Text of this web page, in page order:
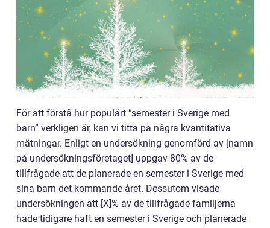
För att förstå hur populärt ”semester i Sverige med
barn” verkligen är, kan vi titta på några kvantitativa
mätningar. Enligt en undersökning genomförd av [namn
på undersökningsföretaget] uppgav 80% av de
tillfrågade att de planerade en semester i Sverige med
sina barn det kommande året. Dessutom visade
undersökningen att [X]% av de tillfrågade familjerna
hade tidigare haft en semester i Sverige och planerade